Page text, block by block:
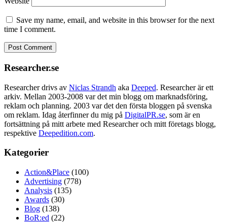
Save my name, email, and website in this browser for the next
time I comment.
Researcher.se
Researcher drivs av Niclas Strandh aka Deeped. Researcher är ett
arkiv. Mellan 2003-2008 var det min blogg om marknadsföring,
reklam och planning. 2003 var det den första bloggen på svenska
om reklam. Idag återfinner du mig på DigitalPR.se, som är en
fortsättning på mitt arbete med Researcher och mitt företags blogg,
respektive Deepedition.com.
Kategorier
Action&Place (100)
Advertising (778)
Analysis (135)
Awards (30)
Blog (138)
BoR:ed (22)